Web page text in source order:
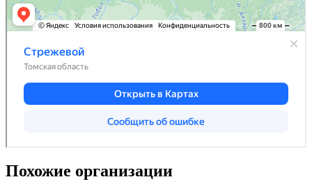
Похожие организации